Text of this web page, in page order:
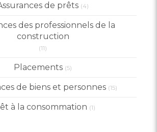
de prêts (4)
des professionnels de la
construction
(11)
Placements (5)
de biens et personnes (15)
à la consommation (1)